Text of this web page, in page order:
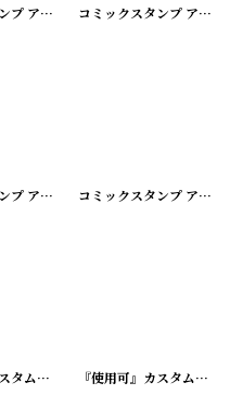
[20240603-02]
コミックスタンプ アンティークメタルスタンプ [コミックスタンプ アンティークメタルスタンプ
[20240603-09]
コミックスタンプ アンティークメタルスタンプ [コミックスタンプ アンティークメタルスタンプ
[
『使用可』カスタム加工済 アドバタイジング ビンテージボールペン 『使用可』カスタム加工済 アドバタイジング ビンテージボールペン